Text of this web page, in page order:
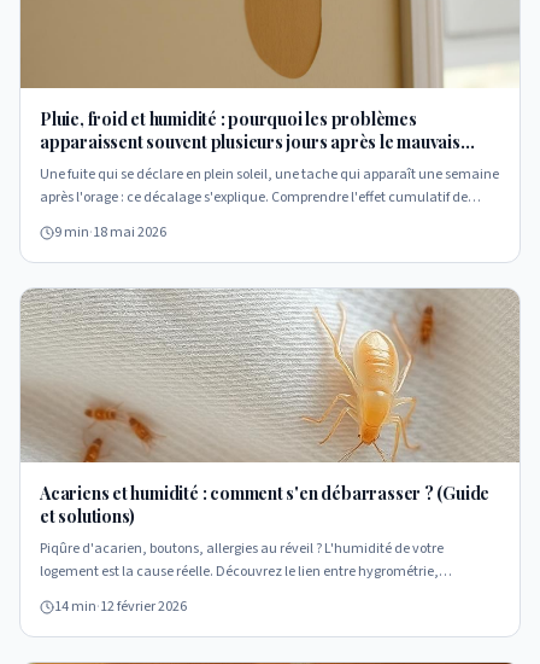
Pluie, froid et humidité : pourquoi les problèmes
apparaissent souvent plusieurs jours après le mauvais
temps
Une fuite qui se déclare en plein soleil, une tache qui apparaît une semaine
après l'orage : ce décalage s'explique. Comprendre l'effet cumulatif de
9 min·18 mai 2026
Acariens et humidité : comment s'en débarrasser ? (Guide
et solutions)
Piqûre d'acarien, boutons, allergies au réveil ? L'humidité de votre
logement est la cause réelle. Découvrez le lien entre hygrométrie,
assainir votre habitat.
14 min·12 février 2026